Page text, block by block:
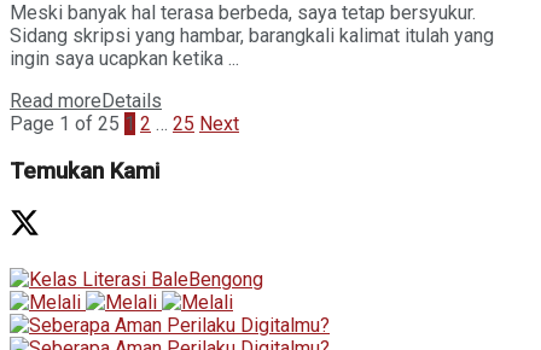
Meski banyak hal terasa berbeda, saya tetap bersyukur.
Sidang skripsi yang hambar, barangkali kalimat itulah yang
ingin saya ucapkan ketika ...
Read moreDetails
Page 1 of 25 1 2 … 25 Next
Temukan Kami